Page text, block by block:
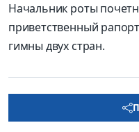
Начальник роты
приветственный
гимны двух стран.